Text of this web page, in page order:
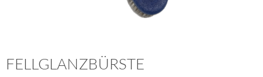
FELLGLANZBÜRSTE